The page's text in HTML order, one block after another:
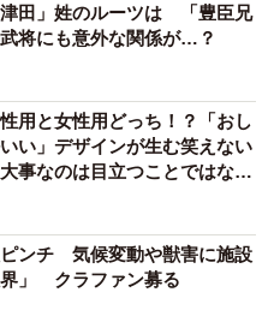
田」姓のルーツは 「豊臣兄
将にも意外な関係が…？
用と女性用どっち！？「おし
い」デザインが生む笑えない
事なのは目立つことではな
ンチ 気候変動や獣害に施設
」 クラファン募る